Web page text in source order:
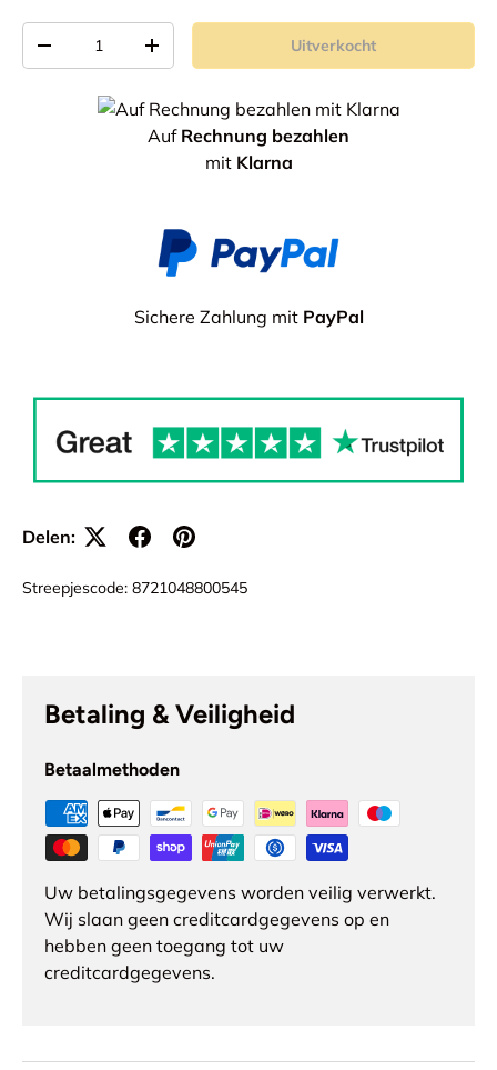
-
+ Uitverkocht
AufRechnung bezahlen
mit Klarna
Sichere Zahlung mit PayPal
Delen:
Streepjescode: 8721048800545
Betaling & Veiligheid
Betaalmethoden
Uw betalingsgegevens worden veilig verwerkt.
Wij slaan geen creditcardgegevens op en
hebben geen toegang tot uw
creditcardgegevens.